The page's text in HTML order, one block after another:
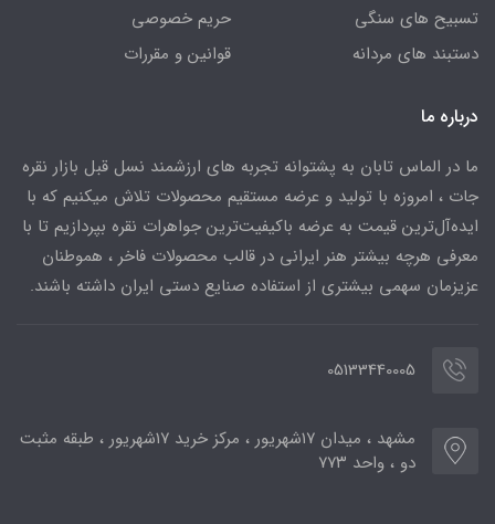
تسبیح های سنگی
دستبند های مردانه
حریم خصوصی
قوانین و مقررات
درباره ما
ما در الماس تابان به پشتوانه تجربه های ارزشمند نسل قبل بازار نقره
جات ، امروزه با تولید و عرضه مستقیم محصولات تلاش میکنیم که با
ایده‌آل‌ترین قیمت به عرضه باکیفیت‌ترین جواهرات نقره بپردازیم تا با
معرفی هرچه بیشتر هنر ایرانی در قالب محصولات فاخر ، هموطنان
عزیزمان سهمی بیشتری از استفاده صنایع دستی ایران داشته باشند.
05133440005
مشهد ، میدان ۱۷شهریور ، مرکز خرید ۱۷شهریور ، طبقه مثبت
دو ، واحد ۷۷۳